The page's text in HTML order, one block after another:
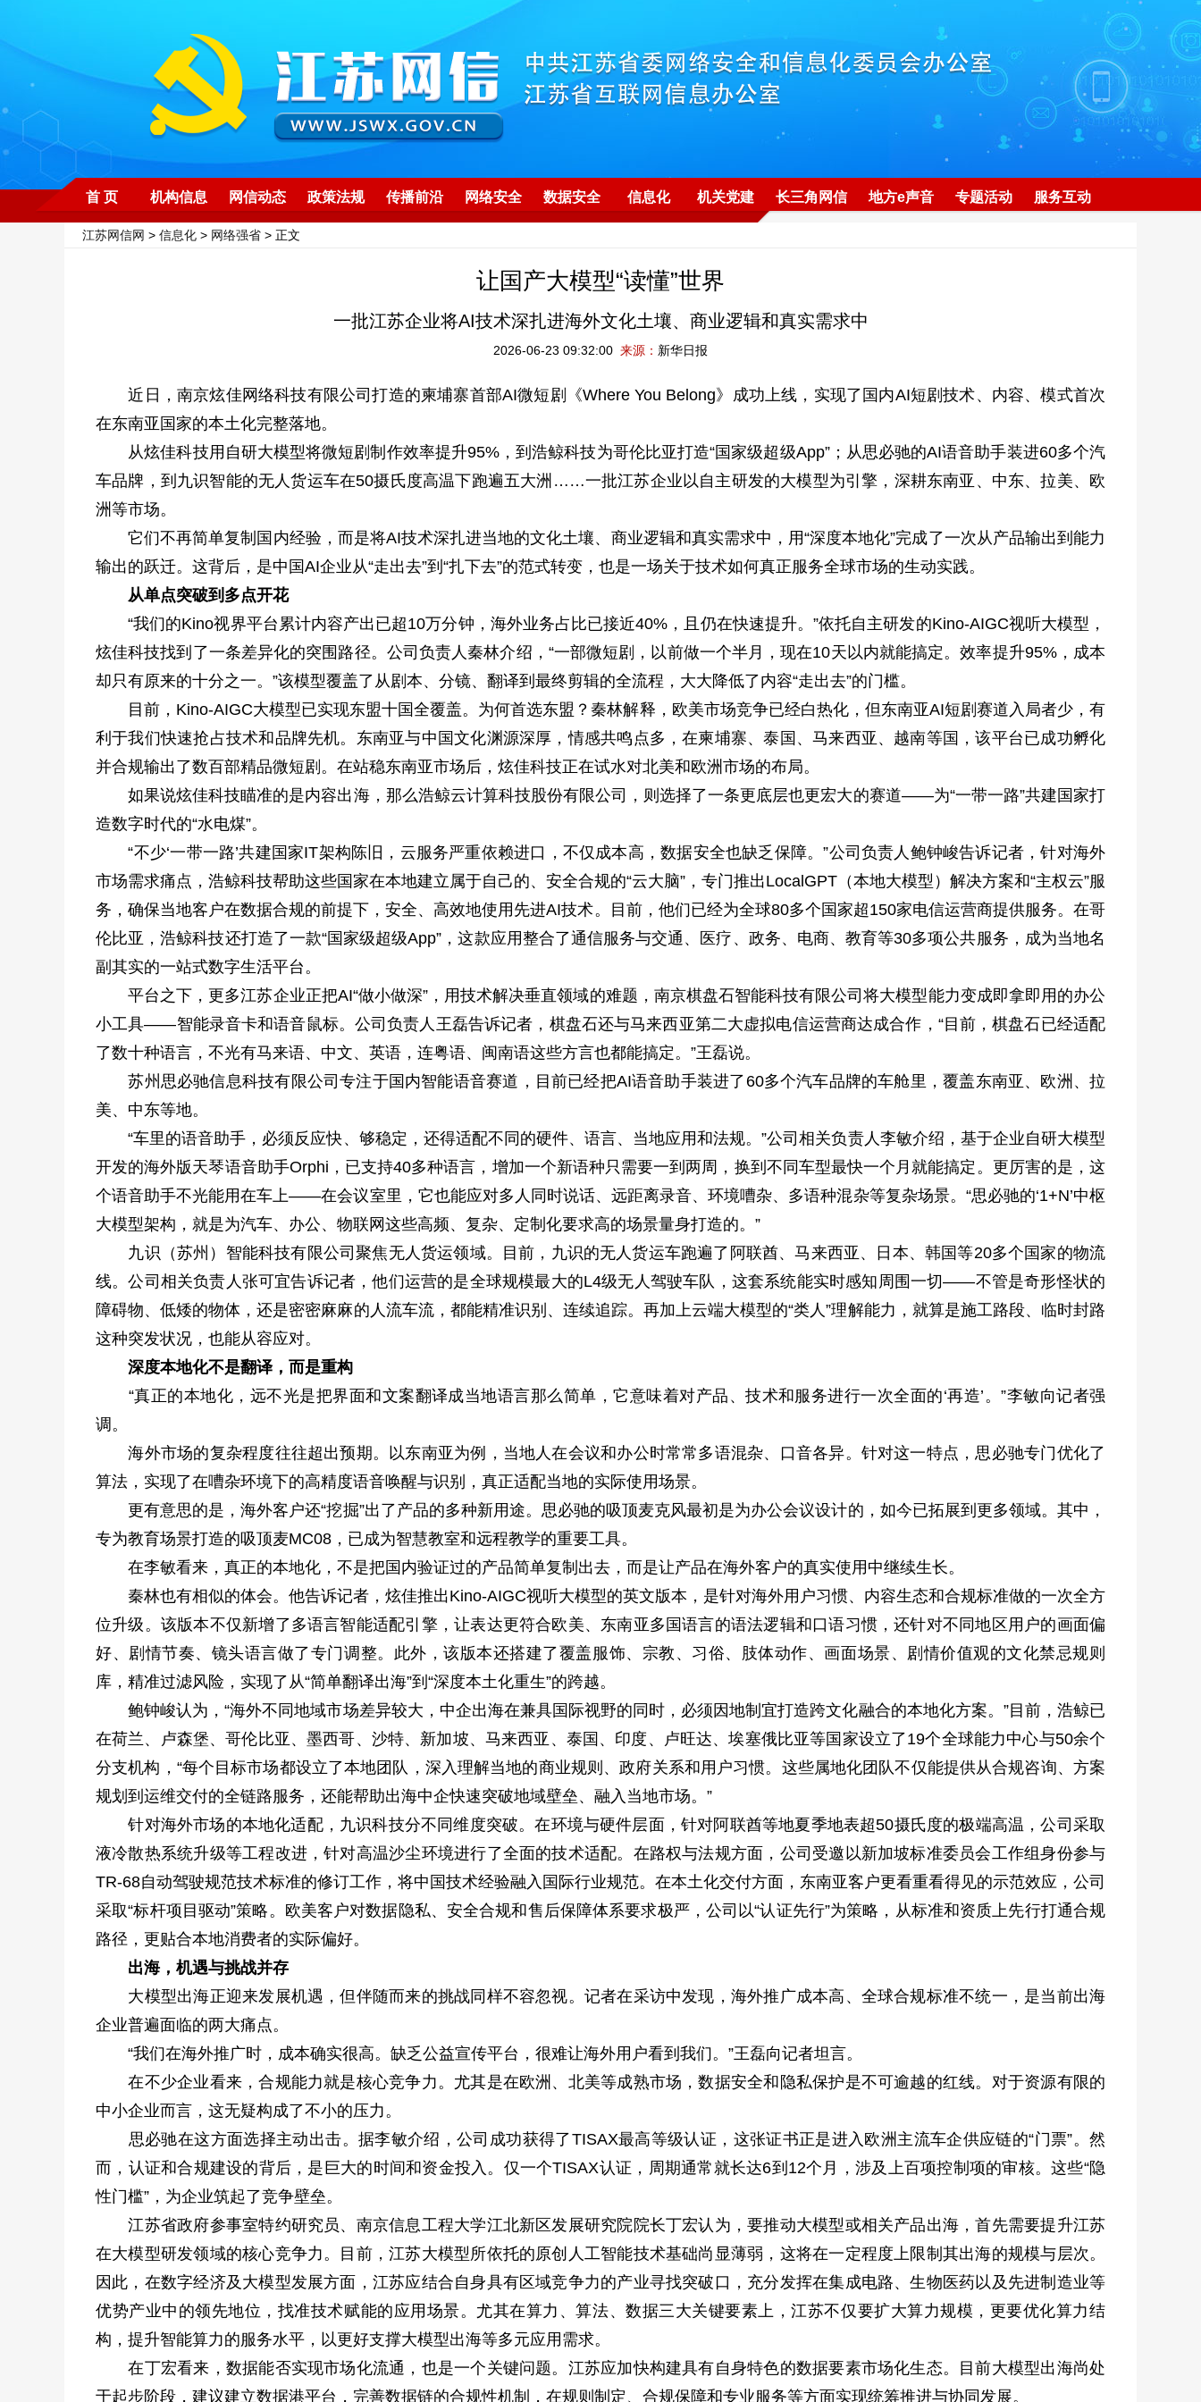
首 页 机构信息 网信动态 政策法规 传播前沿 网络安全 数据安全 信息化 机关党建 长三角网信 地方e声音 专题活动 服务互动
江苏网信网 > 信息化 > 网络强省 > 正文
让国产大模型“读懂”世界
一批江苏企业将AI技术深扎进海外文化土壤、商业逻辑和真实需求中
2026-06-23 09:32:00 来源： 新华日报
近日，南京炫佳网络科技有限公司打造的柬埔寨首部AI微短剧《Where You Belong》成功上线，实现了国内AI短剧技术、内容、模式首次
在东南亚国家的本土化完整落地。
从炫佳科技用自研大模型将微短剧制作效率提升95%，到浩鲸科技为哥伦比亚打造“国家级超级App”；从思必驰的AI语音助手装进60多个汽
车品牌，到九识智能的无人货运车在50摄氏度高温下跑遍五大洲……一批江苏企业以自主研发的大模型为引擎，深耕东南亚、中东、拉美、欧
洲等市场。
它们不再简单复制国内经验，而是将AI技术深扎进当地的文化土壤、商业逻辑和真实需求中，用“深度本地化”完成了一次从产品输出到能力
输出的跃迁。这背后，是中国AI企业从“走出去”到“扎下去”的范式转变，也是一场关于技术如何真正服务全球市场的生动实践。
从单点突破到多点开花
“我们的Kino视界平台累计内容产出已超10万分钟，海外业务占比已接近40%，且仍在快速提升。”依托自主研发的Kino-AIGC视听大模型，
炫佳科技找到了一条差异化的突围路径。公司负责人秦林介绍，“一部微短剧，以前做一个半月，现在10天以内就能搞定。效率提升95%，成本
却只有原来的十分之一。”该模型覆盖了从剧本、分镜、翻译到最终剪辑的全流程，大大降低了内容“走出去”的门槛。
目前，Kino-AIGC大模型已实现东盟十国全覆盖。为何首选东盟？秦林解释，欧美市场竞争已经白热化，但东南亚AI短剧赛道入局者少，有
利于我们快速抢占技术和品牌先机。东南亚与中国文化渊源深厚，情感共鸣点多，在柬埔寨、泰国、马来西亚、越南等国，该平台已成功孵化
并合规输出了数百部精品微短剧。在站稳东南亚市场后，炫佳科技正在试水对北美和欧洲市场的布局。
如果说炫佳科技瞄准的是内容出海，那么浩鲸云计算科技股份有限公司，则选择了一条更底层也更宏大的赛道——为“一带一路”共建国家打
造数字时代的“水电煤”。
“不少‘一带一路’共建国家IT架构陈旧，云服务严重依赖进口，不仅成本高，数据安全也缺乏保障。”公司负责人鲍钟峻告诉记者，针对海外
市场需求痛点，浩鲸科技帮助这些国家在本地建立属于自己的、安全合规的“云大脑”，专门推出LocalGPT（本地大模型）解决方案和“主权云”服
务，确保当地客户在数据合规的前提下，安全、高效地使用先进AI技术。目前，他们已经为全球80多个国家超150家电信运营商提供服务。在哥
伦比亚，浩鲸科技还打造了一款“国家级超级App”，这款应用整合了通信服务与交通、医疗、政务、电商、教育等30多项公共服务，成为当地名
副其实的一站式数字生活平台。
平台之下，更多江苏企业正把AI“做小做深”，用技术解决垂直领域的难题，南京棋盘石智能科技有限公司将大模型能力变成即拿即用的办公
小工具——智能录音卡和语音鼠标。公司负责人王磊告诉记者，棋盘石还与马来西亚第二大虚拟电信运营商达成合作，“目前，棋盘石已经适配
了数十种语言，不光有马来语、中文、英语，连粤语、闽南语这些方言也都能搞定。”王磊说。
苏州思必驰信息科技有限公司专注于国内智能语音赛道，目前已经把AI语音助手装进了60多个汽车品牌的车舱里，覆盖东南亚、欧洲、拉
美、中东等地。
“车里的语音助手，必须反应快、够稳定，还得适配不同的硬件、语言、当地应用和法规。”公司相关负责人李敏介绍，基于企业自研大模型
开发的海外版天琴语音助手Orphi，已支持40多种语言，增加一个新语种只需要一到两周，换到不同车型最快一个月就能搞定。更厉害的是，这
个语音助手不光能用在车上——在会议室里，它也能应对多人同时说话、远距离录音、环境嘈杂、多语种混杂等复杂场景。“思必驰的‘1+N’中枢
大模型架构，就是为汽车、办公、物联网这些高频、复杂、定制化要求高的场景量身打造的。”
九识（苏州）智能科技有限公司聚焦无人货运领域。目前，九识的无人货运车跑遍了阿联酋、马来西亚、日本、韩国等20多个国家的物流
线。公司相关负责人张可宜告诉记者，他们运营的是全球规模最大的L4级无人驾驶车队，这套系统能实时感知周围一切——不管是奇形怪状的
障碍物、低矮的物体，还是密密麻麻的人流车流，都能精准识别、连续追踪。再加上云端大模型的“类人”理解能力，就算是施工路段、临时封路
这种突发状况，也能从容应对。
深度本地化不是翻译，而是重构
“真正的本地化，远不光是把界面和文案翻译成当地语言那么简单，它意味着对产品、技术和服务进行一次全面的‘再造’。”李敏向记者强
调。
海外市场的复杂程度往往超出预期。以东南亚为例，当地人在会议和办公时常常多语混杂、口音各异。针对这一特点，思必驰专门优化了
算法，实现了在嘈杂环境下的高精度语音唤醒与识别，真正适配当地的实际使用场景。
更有意思的是，海外客户还“挖掘”出了产品的多种新用途。思必驰的吸顶麦克风最初是为办公会议设计的，如今已拓展到更多领域。其中，
专为教育场景打造的吸顶麦MC08，已成为智慧教室和远程教学的重要工具。
在李敏看来，真正的本地化，不是把国内验证过的产品简单复制出去，而是让产品在海外客户的真实使用中继续生长。
秦林也有相似的体会。他告诉记者，炫佳推出Kino-AIGC视听大模型的英文版本，是针对海外用户习惯、内容生态和合规标准做的一次全方
位升级。该版本不仅新增了多语言智能适配引擎，让表达更符合欧美、东南亚多国语言的语法逻辑和口语习惯，还针对不同地区用户的画面偏
好、剧情节奏、镜头语言做了专门调整。此外，该版本还搭建了覆盖服饰、宗教、习俗、肢体动作、画面场景、剧情价值观的文化禁忌规则
库，精准过滤风险，实现了从“简单翻译出海”到“深度本土化重生”的跨越。
鲍钟峻认为，“海外不同地域市场差异较大，中企出海在兼具国际视野的同时，必须因地制宜打造跨文化融合的本地化方案。”目前，浩鲸已
在荷兰、卢森堡、哥伦比亚、墨西哥、沙特、新加坡、马来西亚、泰国、印度、卢旺达、埃塞俄比亚等国家设立了19个全球能力中心与50余个
分支机构，“每个目标市场都设立了本地团队，深入理解当地的商业规则、政府关系和用户习惯。这些属地化团队不仅能提供从合规咨询、方案
规划到运维交付的全链路服务，还能帮助出海中企快速突破地域壁垒、融入当地市场。”
针对海外市场的本地化适配，九识科技分不同维度突破。在环境与硬件层面，针对阿联酋等地夏季地表超50摄氏度的极端高温，公司采取
液冷散热系统升级等工程改进，针对高温沙尘环境进行了全面的技术适配。在路权与法规方面，公司受邀以新加坡标准委员会工作组身份参与
TR-68自动驾驶规范技术标准的修订工作，将中国技术经验融入国际行业规范。在本土化交付方面，东南亚客户更看重看得见的示范效应，公司
采取“标杆项目驱动”策略。欧美客户对数据隐私、安全合规和售后保障体系要求极严，公司以“认证先行”为策略，从标准和资质上先行打通合规
路径，更贴合本地消费者的实际偏好。
出海，机遇与挑战并存
大模型出海正迎来发展机遇，但伴随而来的挑战同样不容忽视。记者在采访中发现，海外推广成本高、全球合规标准不统一，是当前出海
企业普遍面临的两大痛点。
“我们在海外推广时，成本确实很高。缺乏公益宣传平台，很难让海外用户看到我们。”王磊向记者坦言。
在不少企业看来，合规能力就是核心竞争力。尤其是在欧洲、北美等成熟市场，数据安全和隐私保护是不可逾越的红线。对于资源有限的
中小企业而言，这无疑构成了不小的压力。
思必驰在这方面选择主动出击。据李敏介绍，公司成功获得了TISAX最高等级认证，这张证书正是进入欧洲主流车企供应链的“门票”。然
而，认证和合规建设的背后，是巨大的时间和资金投入。仅一个TISAX认证，周期通常就长达6到12个月，涉及上百项控制项的审核。这些“隐
性门槛”，为企业筑起了竞争壁垒。
江苏省政府参事室特约研究员、南京信息工程大学江北新区发展研究院院长丁宏认为，要推动大模型或相关产品出海，首先需要提升江苏
在大模型研发领域的核心竞争力。目前，江苏大模型所依托的原创人工智能技术基础尚显薄弱，这将在一定程度上限制其出海的规模与层次。
因此，在数字经济及大模型发展方面，江苏应结合自身具有区域竞争力的产业寻找突破口，充分发挥在集成电路、生物医药以及先进制造业等
优势产业中的领先地位，找准技术赋能的应用场景。尤其在算力、算法、数据三大关键要素上，江苏不仅要扩大算力规模，更要优化算力结
构，提升智能算力的服务水平，以更好支撑大模型出海等多元应用需求。
在丁宏看来，数据能否实现市场化流通，也是一个关键问题。江苏应加快构建具有自身特色的数据要素市场化生态。目前大模型出海尚处
于起步阶段，建议建立数据港平台，完善数据链的合规性机制，在规则制定、合规保障和专业服务等方面实现统筹推进与协同发展。